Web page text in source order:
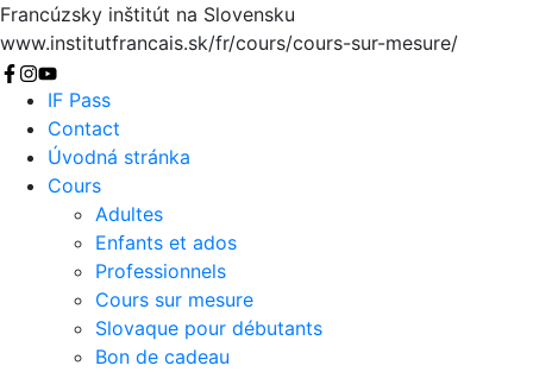
Francúzsky inštitút na Slovensku
www.institutfrancais.sk/fr/cours/cours-sur-mesure/
Chercher
IF Pass
Contact
Úvodná stránka
Cours
Adultes
Enfants et ados
Professionnels
Cours sur mesure
Slovaque pour débutants
Bon de cadeau